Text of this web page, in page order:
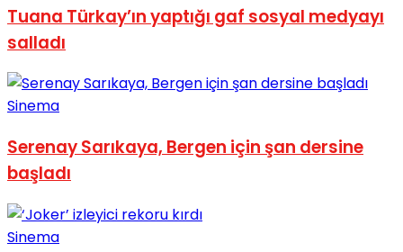
Tuana Türkay’ın yaptığı gaf sosyal medyayı
salladı
Sinema
Serenay Sarıkaya, Bergen için şan dersine
başladı
Sinema